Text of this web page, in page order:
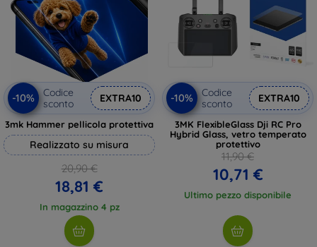
-10%
Codice
sconto
EXTRA10
3mk Hammer pellicola protettiva
Realizzato su misura
20,90 €
18,81 €
In magazzino 4 pz
-10%
Codice
sconto
EXTRA10
3MK FlexibleGlass Dji RC Pro
Hybrid Glass, vetro temperato
protettivo
11,90 €
10,71 €
Ultimo pezzo disponibile